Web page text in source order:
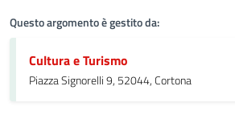
Questo argomento è gestito da:
Cultura e Turismo
Piazza Signorelli 9, 52044, Cortona